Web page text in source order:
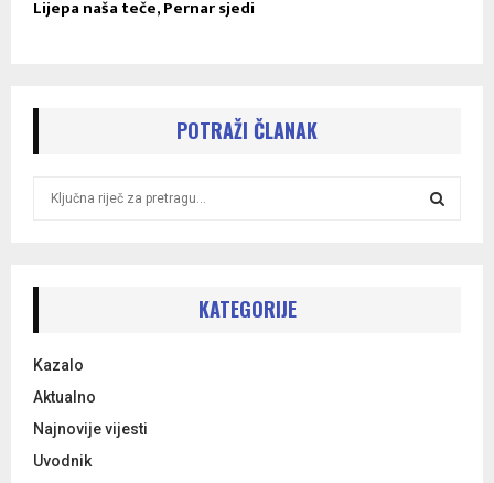
Lijepa naša teče, Pernar sjedi
POTRAŽI ČLANAK
r
:
KATEGORIJE
Kazalo
Aktualno
Najnovije vijesti
Uvodnik